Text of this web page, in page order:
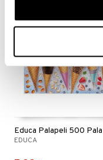
EDUCA